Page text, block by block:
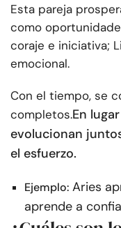
Esta pareja
como
coraje e iniciativa;
emocional.
Con el tiempo, se
completos.En
evolucionan
el esfuerzo.
Ejemplo: Aries
aprende a